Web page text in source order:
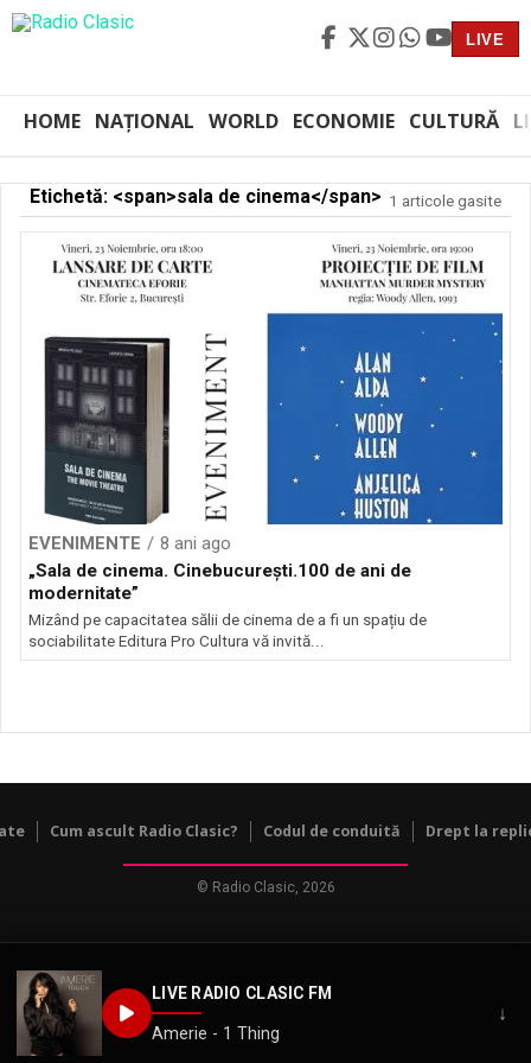
LIVE
HOME NAȚIONAL WORLD ECONOMIE CULTURĂ
LIVE RADIO CLASIC FM
Amerie - 1 Thing
↓
Etichetă: <span>sala de cinema</span> 1 articole gasite
EVENIMENTE
8 ani ago
„Sala de cinema. Cinebucurești.100 de ani de
modernitate”
Mizând pe capacitatea sălii de cinema de a fi un spațiu de
sociabilitate Editura Pro Cultura vă invită...
Cum ascult Radio Clasic? Codul de conduită Drept la
© Radio Clasic, 2026